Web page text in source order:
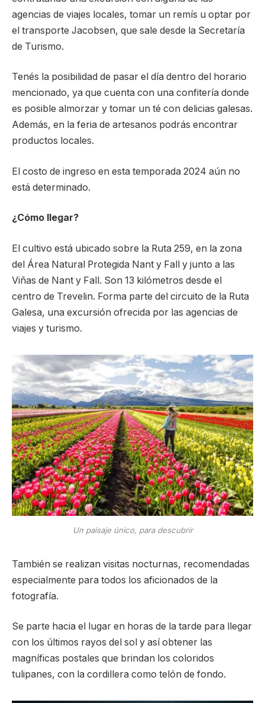
agencias de viajes locales, tomar un remís u optar por
el transporte Jacobsen, que sale desde la Secretaría
de Turismo.
Tenés la posibilidad de pasar el día dentro del horario
mencionado, ya que cuenta con una confitería donde
es posible almorzar y tomar un té con delicias galesas.
Además, en la feria de artesanos podrás encontrar
productos locales.
El costo de ingreso en esta temporada 2024 aún no
está determinado.
¿Cómo llegar?
El cultivo está ubicado sobre la Ruta 259, en la zona
del Área Natural Protegida Nant y Fall y junto a las
Viñas de Nant y Fall. Son 13 kilómetros desde el
centro de Trevelin. Forma parte del circuito de la Ruta
Galesa, una excursión ofrecida por las agencias de
viajes y turismo.
Un paisaje único, para descubrir
También se realizan visitas nocturnas, recomendadas
especialmente para todos los aficionados de la
fotografía.
Se parte hacia el lugar en horas de la tarde para llegar
con los últimos rayos del sol y así obtener las
magníficas postales que brindan los coloridos
tulipanes, con la cordillera como telón de fondo.